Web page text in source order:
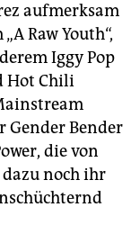
aufmerksam
Raw Youth“,
Iggy Pop
Hot Chili
Gender Bender
die von
noch ihr